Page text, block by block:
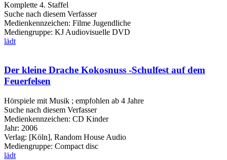
Komplette 4. Staffel
Suche nach diesem Verfasser
Medienkennzeichen: Filme Jugendliche
Mediengruppe: KJ Audiovisuelle DVD
lädt
Der kleine Drache Kokosnuss -Schulfest auf dem
Feuerfelsen
Hörspiele mit Musik ; empfohlen ab 4 Jahre
Suche nach diesem Verfasser
Medienkennzeichen: CD Kinder
Jahr: 2006
Verlag: [Köln], Random House Audio
Mediengruppe: Compact disc
lädt